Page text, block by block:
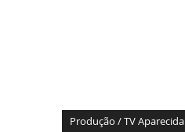
Produção / TV Aparecida